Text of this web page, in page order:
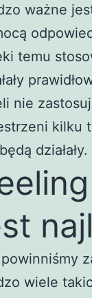
ważne
temu
nie
kilku
działały.
wiele